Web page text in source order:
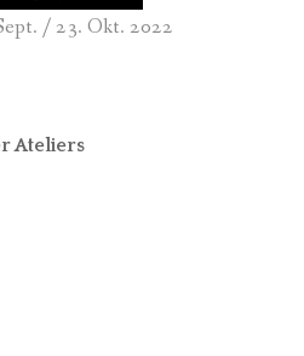
/ 23. Okt. 2022
Ateliers